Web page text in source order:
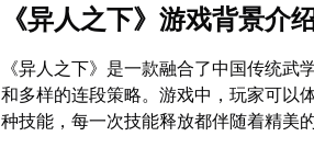
《异人之下》游戏背景介
《异人之下》是一款融合了中国传统
和多样的连段策略。游戏中，玩家可以
种技能，每一次技能释放都伴随着精美